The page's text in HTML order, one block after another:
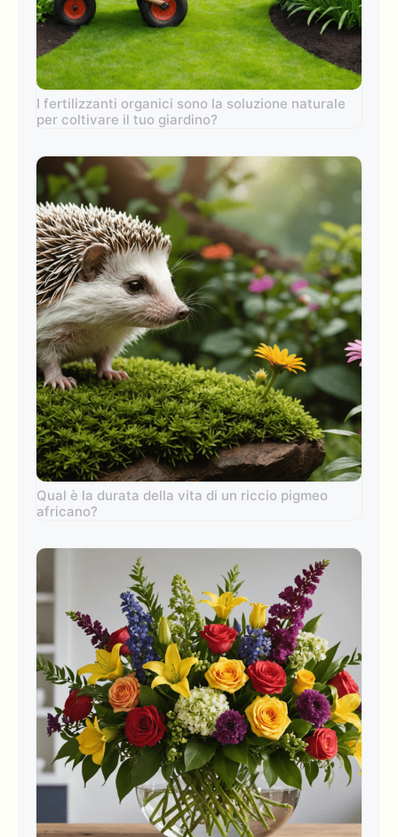
I fertilizzanti organici sono la soluzione naturale
per coltivare il tuo giardino?
Qual è la durata della vita di un riccio pigmeo
africano?